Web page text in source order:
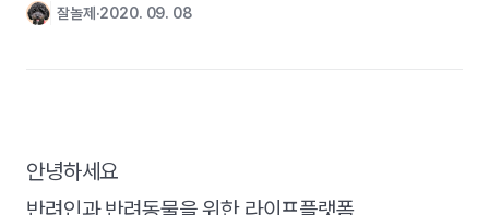
잘놀제 2020. 09. 08
안녕하세요
반려인과 반려동물을 위한 라이프플랫폼